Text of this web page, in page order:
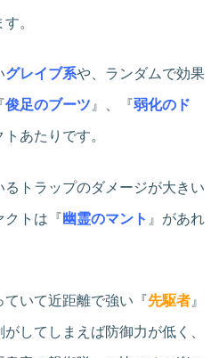
。
グレイブ系や、ランダムで効果
俊足のブーツ 』、『弱化のド
あたりです。
トラップのダメージが大きい
クトは『幽霊のマント 』があれ
ていて近距離で強い『先駆者 』
してしまえば防御力が低く、